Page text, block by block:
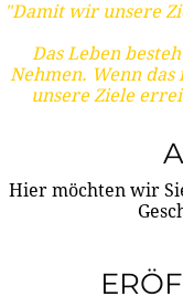
"Damit wir unsere
Das Leben
Nehmen. Wenn
unsere Ziele
Hier möchten wir